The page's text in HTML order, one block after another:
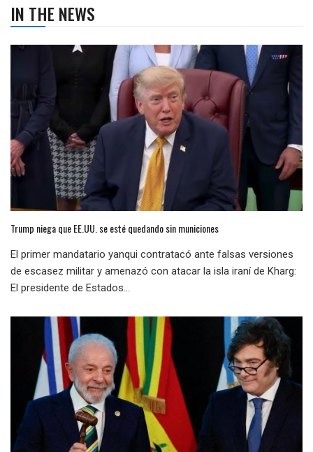
IN THE NEWS
Trump niega que EE.UU. se esté quedando sin municiones
El primer mandatario yanqui contratacó ante falsas versiones
de escasez militar y amenazó con atacar la isla iraní de Kharg:
El presidente de Estados...